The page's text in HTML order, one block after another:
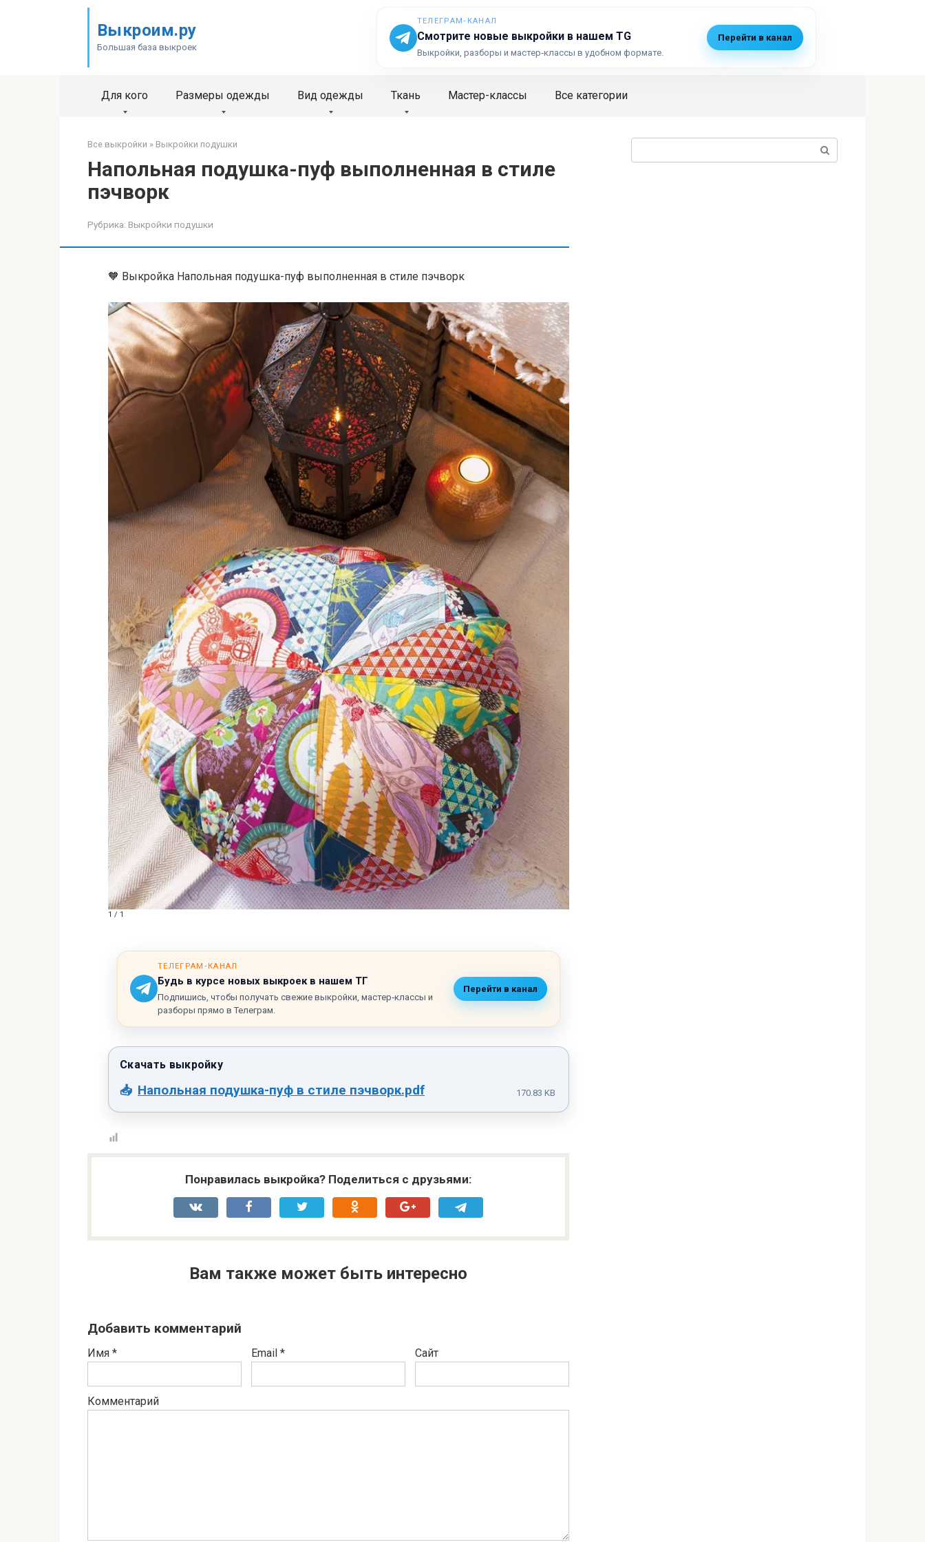
Выкроим.ру
Большая база выкроек
ТЕЛЕГРАМ‑КАНАЛ
Смотрите новые выкройки в нашем TG
Выкройки, разборы и мастер‑классы в удобном формате.
Перейти в канал
Для кого Размеры одежды Вид одежды Ткань Мастер-классы Все категории
Все выкройки » Выкройки подушки
Напольная подушка-пуф выполненная в стиле
пэчворк
Рубрика: Выкройки подушки
🧡 Выкройка Напольная подушка-пуф выполненная в стиле пэчворк
1 / 1
ТЕЛЕГРАМ‑КАНАЛ
Будь в курсе новых выкроек в нашем ТГ
Подпишись, чтобы получать свежие выкройки, мастер‑классы и
разборы прямо в Телеграм.
Перейти в канал
Напольная подушка-пуф в стиле пэчворк.pdf 170.83 KB
Понравилась выкройка? Поделиться с друзьями:
Вам также может быть интересно
Добавить комментарий
Имя * Email * Сайт
Комментарий